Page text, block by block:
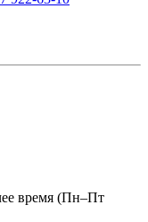
время (Пн–Пт